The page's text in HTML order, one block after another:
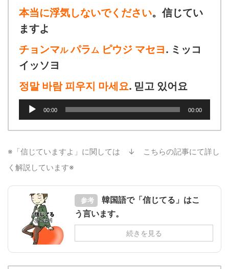
ヤ
ー
本当に浮気しないでください。信じてい
ますよ
チョンマルパラム ピウジ マセヨ. ミッコ
イッソヨ
정말 바람 피우지 마세요. 믿고 있어요
ー
ー
00:00 00:00
※「信じていますよ」に関しては ↓ こちらの記事にて詳し
く解説しています※
参考
韓国語で「信じてる」はこ
う言います。
続きを見る